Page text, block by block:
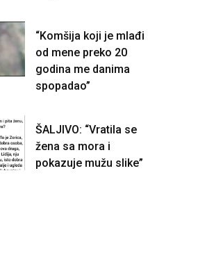
“Komšija koji je mlađi
od mene preko 20
godina me danima
spopadao”
ŠALJIVO: “Vratila se
žena sa mora i
pokazuje mužu slike”